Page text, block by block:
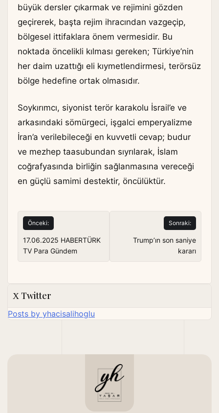
büyük dersler çıkarmak ve rejimini gözden
geçirerek, başta rejim ihracından vazgeçip,
bölgesel ittifaklara önem vermesidir. Bu
noktada öncelikli kılması gereken; Türkiye’nin
her daim uzattığı eli kıymetlendirmesi, terörsüz
bölge hedefine ortak olmasıdır.
Soykırımcı, siyonist terör karakolu İsrail’e ve
arkasındaki sömürgeci, işgalci emperyalizme
İran’a verilebileceği en kuvvetli cevap; budur
ve mezhep taasubundan sıyrılarak, İslam
coğrafyasında birliğin sağlanmasına vereceği
en güçlü samimi destektir, öncülüktür.
Yazı
gezinmesi
Önceki:
17.06.2025 HABERTÜRK
TV Para Gündem
Sonraki:
Trump’ın son saniye
kararı
Twitter
Posts by yhacisalihoglu